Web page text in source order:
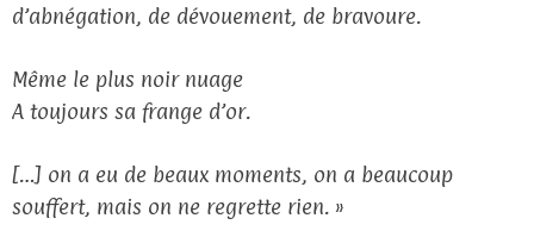
d’abnégation, de dévouement, de bravoure.
Même le plus noir nuage
A toujours sa frange d’or.
[…] on a eu de beaux moments, on a beaucoup
souffert, mais on ne regrette rien. »